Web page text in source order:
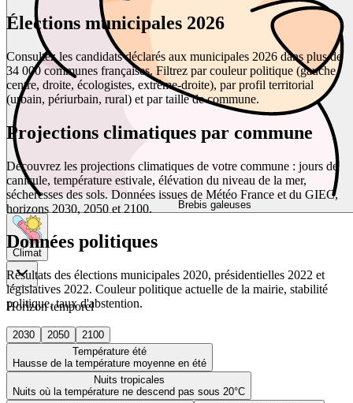
Brebis galeuses
Climat
Horizon temporel
2030 2050
2100
Température été
Hausse de la température moyenne en été
Nuits tropicales
Nuits où la température ne descend pas sous 20°C
Élections municipales 2026
Consultez les candidats déclarés aux municipales 2026 dans plus de
34 000 communes françaises. Filtrez par couleur politique (gauche,
centre, droite, écologistes, extrême-droite), par profil territorial
(urbain, périurbain, rural) et par taille de commune.
Projections climatiques par commune
Découvrez les projections climatiques de votre commune : jours de
canicule, température estivale, élévation du niveau de la mer,
sécheresses des sols. Données issues de Météo France et du GIEC,
horizons 2030, 2050 et 2100.
Données politiques
Résultats des élections municipales 2020, présidentielles 2022 et
législatives 2022. Couleur politique actuelle de la mairie, stabilité
politique, taux d'abstention.